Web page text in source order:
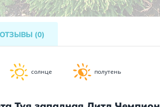
ОТЗЫВЫ (0)
солнце полутень